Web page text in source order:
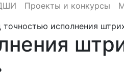
Проекты и конкурсы
точностью исполнения